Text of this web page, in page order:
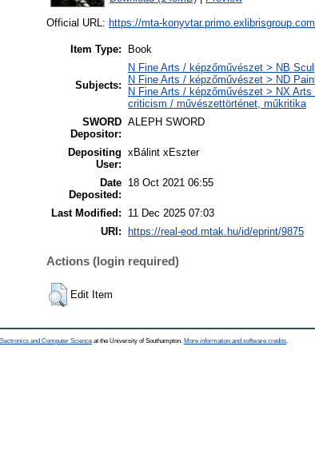
Official URL: https://mta-
Item Type: Book
Subjects:
N Fine Arts / képzőművészet > NB
N Fine Arts / képzőművészet > ND
N Fine Arts / képzőművészet > NX
criticism / művészettörténet, műkritika
SWORD
Depositor:
ALEPH SWORD
Depositing
User:
xBálint xEszter
Date
Deposited:
18 Oct 2021 06:55
Last Modified:
11 Dec 2025 07:03
URI:
https://real-eod.mtak.hu/id/eprint/9875
Actions (login required)
Edit Item
and Computer Science at the University of Southampton. More information and software credits